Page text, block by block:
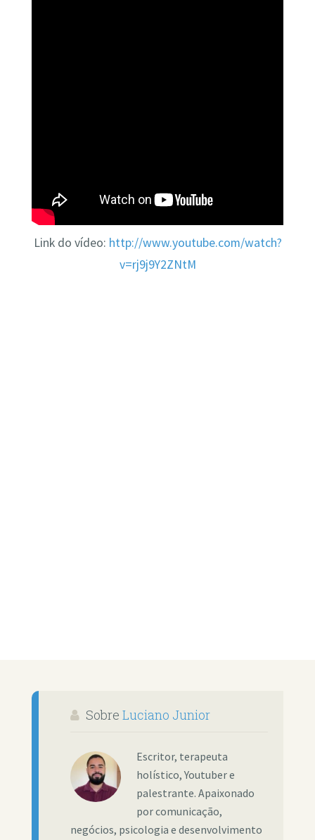
Link do vídeo: http://www.youtube.com/watch?
v=rj9j9Y2ZNtM
Sobre Luciano Junior
Escritor, terapeuta
holístico, Youtuber e
palestrante. Apaixonado
por comunicação,
negócios, psicologia e desenvolvimento